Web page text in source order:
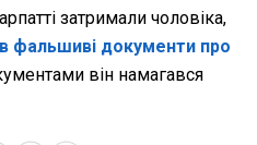
затримали чоловіка,
фальшиві документи про
він намагався